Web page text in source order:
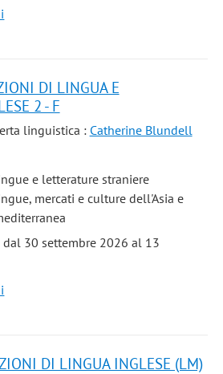
DI LINGUA E
2 - F
linguistica : Catherine Blundell
e letterature straniere
mercati e culture dell'Asia e
30 settembre 2026 al 13
DI LINGUA INGLESE (LM)